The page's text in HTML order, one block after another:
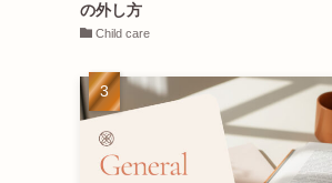
の外し方
Child care